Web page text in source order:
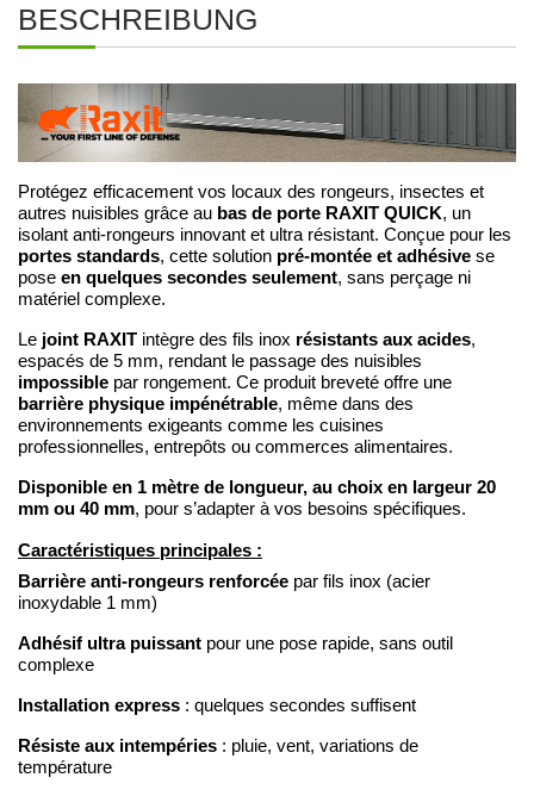
BESCHREIBUNG
Protégez efficacement vos locaux des rongeurs, insectes et
autres nuisibles grâce au bas de porte RAXIT QUICK, un
isolant anti-rongeurs innovant et ultra résistant. Conçue pour les
portes standards, cette solution pré-montée et adhésive se
pose en quelques secondes seulement, sans perçage ni
matériel complexe.
Le joint RAXIT intègre des fils inox résistants aux acides,
espacés de 5 mm, rendant le passage des nuisibles
impossible par rongement. Ce produit breveté offre une
barrière physique impénétrable, même dans des
environnements exigeants comme les cuisines
professionnelles, entrepôts ou commerces alimentaires.
Disponible en 1 mètre de longueur, au choix en largeur 20
mm ou 40 mm, pour s’adapter à vos besoins spécifiques.
Caractéristiques principales :
Barrière anti-rongeurs renforcée par fils inox (acier
inoxydable 1 mm)
Adhésif ultra puissant pour une pose rapide, sans outil
complexe
Installation express : quelques secondes suffisent
Résiste aux intempéries : pluie, vent, variations de
température